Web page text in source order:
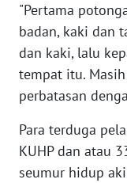
"Pertama
badan, kaki dan
dan kaki, lalu
tempat itu.
perbatasan
Para terduga
KUHP dan atau
seumur hidup
WN
NTT
KEPRI
WN
PAPUA